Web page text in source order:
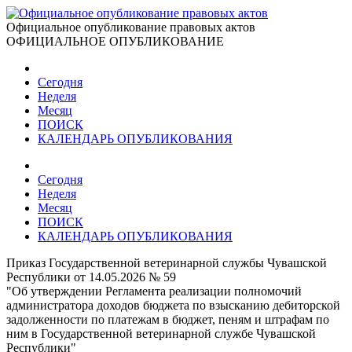
Официальное опубликование правовых актов
ОФИЦИАЛЬНОЕ ОПУБЛИКОВАНИЕ
Сегодня
Неделя
Месяц
ПОИСК
КАЛЕНДАРЬ ОПУБЛИКОВАНИЯ
Сегодня
Неделя
Месяц
ПОИСК
КАЛЕНДАРЬ ОПУБЛИКОВАНИЯ
Приказ Государственной ветеринарной службы Чувашской
Республики от 14.05.2026 № 59
"Об утверждении Регламента реализации полномочий
администратора доходов бюджета по взысканию дебиторской
задолженности по платежам в бюджет, пеням и штрафам по
ним в Государственной ветеринарной службе Чувашской
Республики"